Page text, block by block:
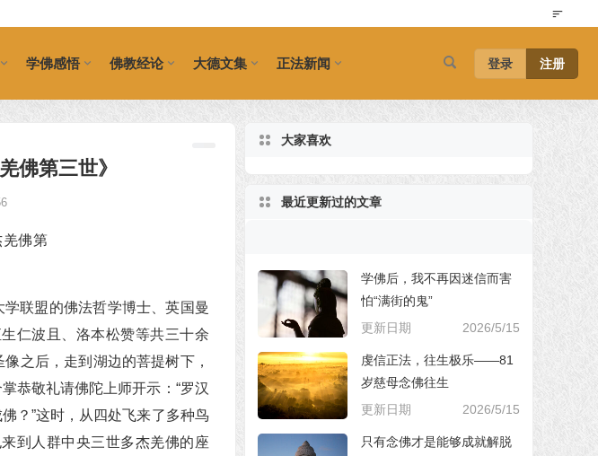
学佛感悟 佛教经论 大德文集 正法新闻 登录 注册
佛第三世》
联盟的佛法哲学博士、英国曼
仁波且、洛本松赞等共三十余
之后，走到湖边的菩提树下，
恭敬礼请佛陀上师开示：“罗汉
？”这时，从四处飞来了多种鸟
到人群中央三世多杰羌佛的座
大家喜欢
最近更新过的文章
学佛后，我不再因迷信而害
怕“满街的鬼”
更新日期
2026/5/15
虔信正法，往生极乐——81
岁慈母念佛往生
更新日期
2026/5/15
只有念佛才是能够成就解脱